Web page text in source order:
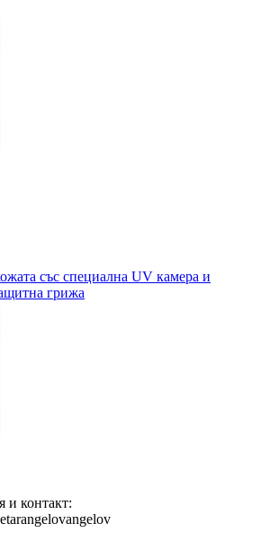
със специална UV камера и
грижа
и контакт: